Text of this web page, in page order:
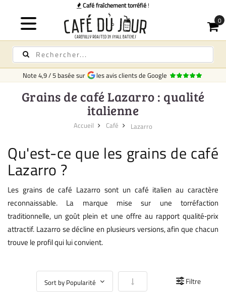
Note 4,9/5 basée sur les avis clients de Google
Grains de café Lazarro : qualité
italienne
Accueil Café Lazarro
Qu'est-ce que les grains de café
Lazarro ?
Les grains de café Lazarro sont un café italien au caractère
reconnaissable. La marque mise sur une torréfaction
traditionnelle, un goût plein et une offre au rapport qualité‑prix
attractif. Lazarro se décline en plusieurs versions, afin que chacun
trouve le profil qui lui convient.
Par ordre croissantFiltre